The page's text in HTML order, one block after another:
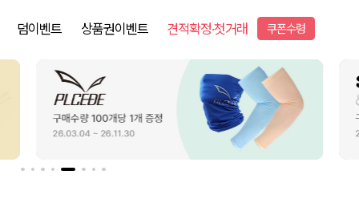
덤이벤트 상품권이벤트 견적확정·첫거래 쿠폰수령